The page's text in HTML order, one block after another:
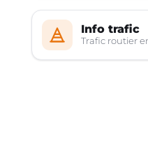
Info trafic
Trafic routier